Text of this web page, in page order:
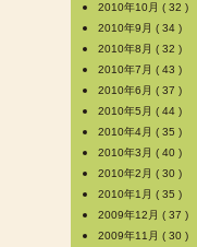
2010年10月 ( 32 )
2010年9月 ( 34 )
2010年8月 ( 32 )
2010年7月 ( 43 )
2010年6月 ( 37 )
2010年5月 ( 44 )
2010年4月 ( 35 )
2010年3月 ( 40 )
2010年2月 ( 30 )
2010年1月 ( 35 )
2009年12月 ( 37 )
2009年11月 ( 30 )